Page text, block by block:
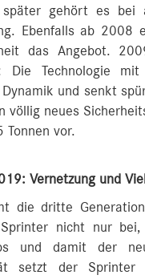
gehört es bei
Ebenfalls ab 2008
das Angebot.
Die Technologie mit
und senkt
völlig neues
Tonnen vor.
Vernetzung und
die dritte
nicht nur
und damit der
setzt der